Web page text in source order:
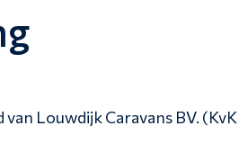
Louwdijk Caravans BV.